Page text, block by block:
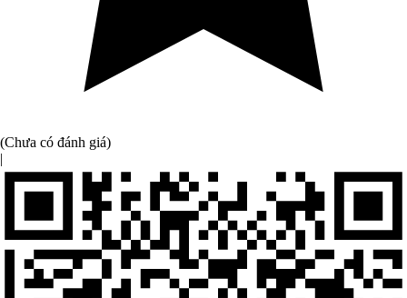
(Chưa có đánh giá)
|